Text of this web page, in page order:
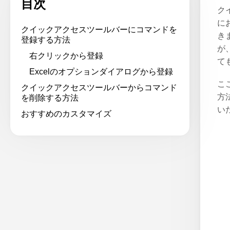
目次
クイックアクセスツールバーにコマンドを
登録する方法
右クリックから登録
Excelのオプションダイアログから登録
クイックアクセスツールバーからコマンド
を削除する方法
おすすめのカスタマイズ
ク
に
き
が
て
こ
方
い